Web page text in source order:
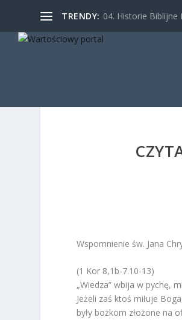
TRENDY: 04. Historie Biblijne
Wspomnienie św. Jana
(1 Kor 8,1b-7.10-13)
„Wiedza” wbija w pychę,
Jeżeli zaś ktoś miłuje
były bożkom złożone na